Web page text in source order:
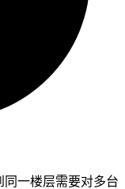
一楼层需要对多台